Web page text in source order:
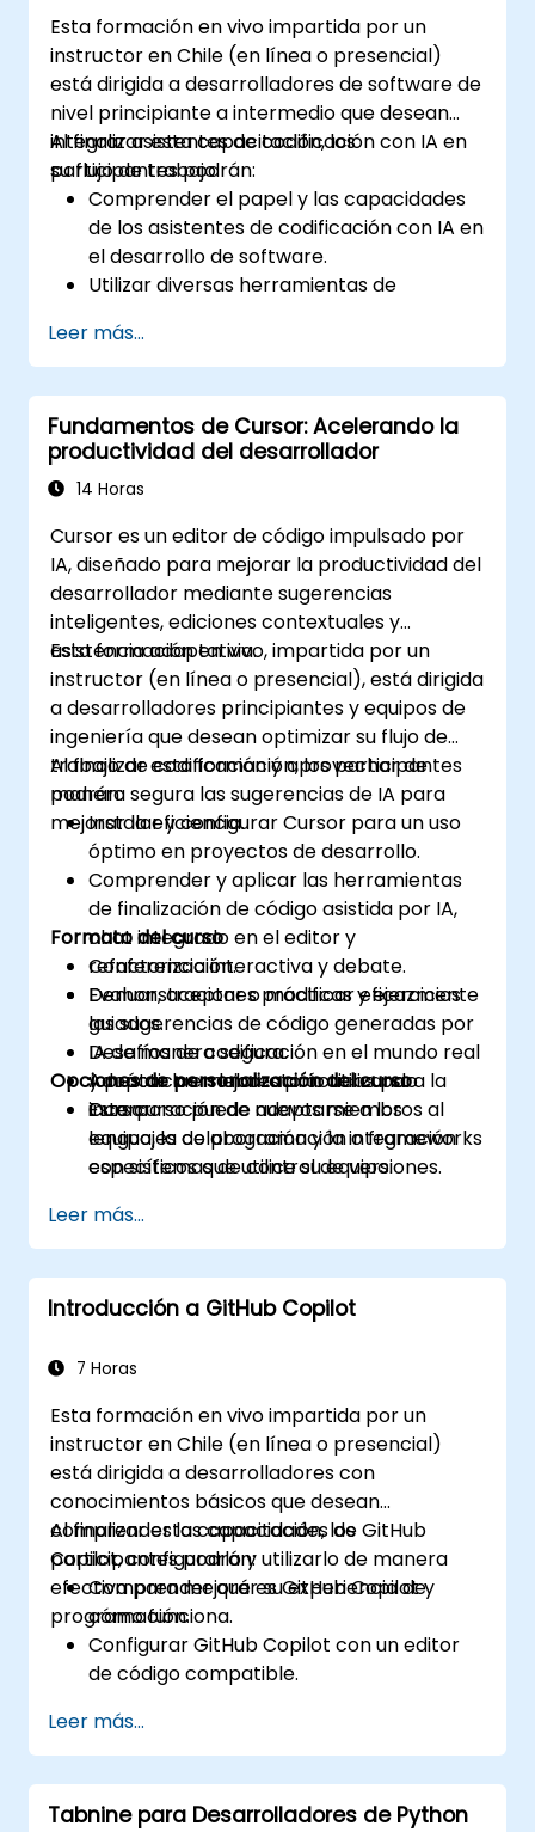
Esta formación en vivo impartida por un
instructor en Chile (en línea o presencial)
está dirigida a desarrolladores de software de
nivel principiante a intermedio que desean
integrar asistentes de codificación con IA en
su flujo de trabajo.
Al finalizar esta capacitación, los
participantes podrán:
Comprender el papel y las capacidades
de los asistentes de codificación con IA en
el desarrollo de software.
Utilizar diversas herramientas de
de programación rutinarias.
Integrar asistentes de codificación con IA
en su ciclo de vida del desarrollo de
software.
Aumentar su productividad y centrarse
en tareas de programación más
Abordar las consideraciones éticas y el
uso responsable de la IA en el desarrollo
de software.
Leer más...
Fundamentos de Cursor: Acelerando la
productividad del desarrollador
14 Horas
Cursor es un editor de código impulsado por
IA, diseñado para mejorar la productividad del
desarrollador mediante sugerencias
inteligentes, ediciones contextuales y
asistencia adaptativa.
Esta formación en vivo, impartida por un
instructor (en línea o presencial), está dirigida
a desarrolladores principiantes y equipos de
ingeniería que desean optimizar su flujo de
trabajo de codificación y aprovechar de
manera segura las sugerencias de IA para
mejorar la eficiencia.
Al finalizar esta formación, los participantes
podrán:
Instalar y configurar Cursor para un uso
óptimo en proyectos de desarrollo.
Comprender y aplicar las herramientas
de finalización de código asistida por IA,
chat integrado en el editor y
refactorización.
Evaluar, aceptar o modificar eficazmente
las sugerencias de código generadas por
IA de manera segura.
Adoptar las mejores prácticas para la
incorporación de nuevos miembros al
equipo, la colaboración y la integración
con sistemas de control de versiones.
Formato del curso
Conferencia interactiva y debate.
Demonstraciones prácticas y ejercicios
guiados.
Desafíos de codificación en el mundo real
y práctica en laboratorio utilizando
Cursor.
Opciones de personalización del curso
Este curso puede adaptarse a los
lenguajes de programación o frameworks
específicos que utilice su equipo.
Leer más...
Introducción a GitHub Copilot
7 Horas
Esta formación en vivo impartida por un
instructor en Chile (en línea o presencial)
está dirigida a desarrolladores con
conocimientos básicos que desean
comprender las capacidades de GitHub
Copilot, configurarlo y utilizarlo de manera
efectiva para mejorar su experiencia de
programación.
Al finalizar esta capacitación, los
participantes podrán:
Comprender qué es GitHub Copilot y
cómo funciona.
Configurar GitHub Copilot con un editor
de código compatible.
refactorizar y depurar código más rápido.
Aprovechar Copilot para explorar
técnicas y soluciones de programación.
Aplicar las mejores prácticas para
Leer más...
Tabnine para Desarrolladores de Python